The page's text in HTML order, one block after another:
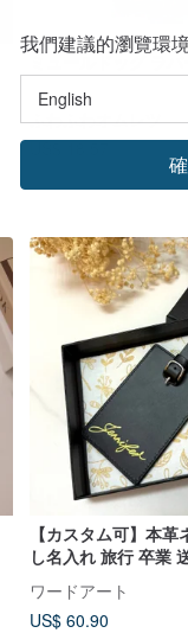
ミュールドッグ ラバ
ふわふわオムレツ
US$ 18.57
【カスタム可】本
し名入れ 旅行 卒業
プル ギフト
ワードアート
US$ 60.90
我們建議的瀏覽環